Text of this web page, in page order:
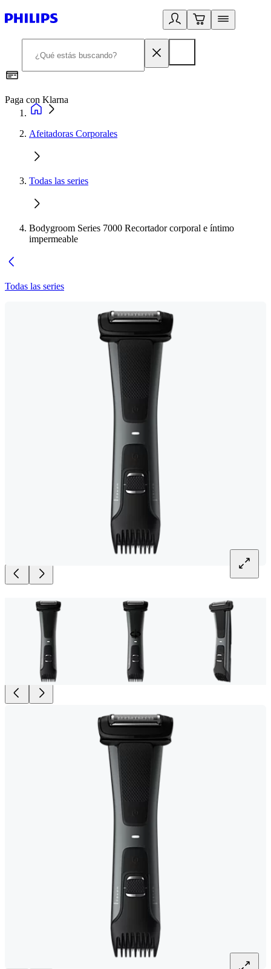
Paga con Klarna
Afeitadoras Corporales
Todas las series
Bodygroom Series 7000 Recortador corporal e íntimo
impermeable
Todas las series